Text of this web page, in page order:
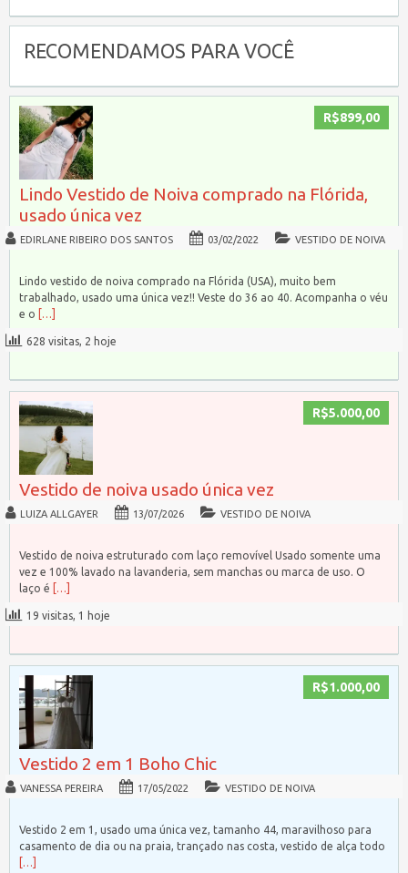
RECOMENDAMOS PARA VOCÊ
R$899,00
Lindo Vestido de Noiva comprado na Flórida,
usado única vez
EDIRLANE RIBEIRO DOS SANTOS 03/02/2022 VESTIDO DE NOIVA
Lindo vestido de noiva comprado na Flórida (USA), muito bem
trabalhado, usado uma única vez!! Veste do 36 ao 40. Acompanha o véu
e o
[…]
628 visitas, 2 hoje
R$5.000,00
Vestido de noiva usado única vez
LUIZA ALLGAYER 13/07/2026 VESTIDO DE NOIVA
Vestido de noiva estruturado com laço removível Usado somente uma
vez e 100% lavado na lavanderia, sem manchas ou marca de uso. O
laço é
[…]
19 visitas, 1 hoje
R$1.000,00
Vestido 2 em 1 Boho Chic
VANESSA PEREIRA 17/05/2022 VESTIDO DE NOIVA
Vestido 2 em 1, usado uma única vez, tamanho 44, maravilhoso para
casamento de dia ou na praia, trançado nas costa, vestido de alça todo
[…]